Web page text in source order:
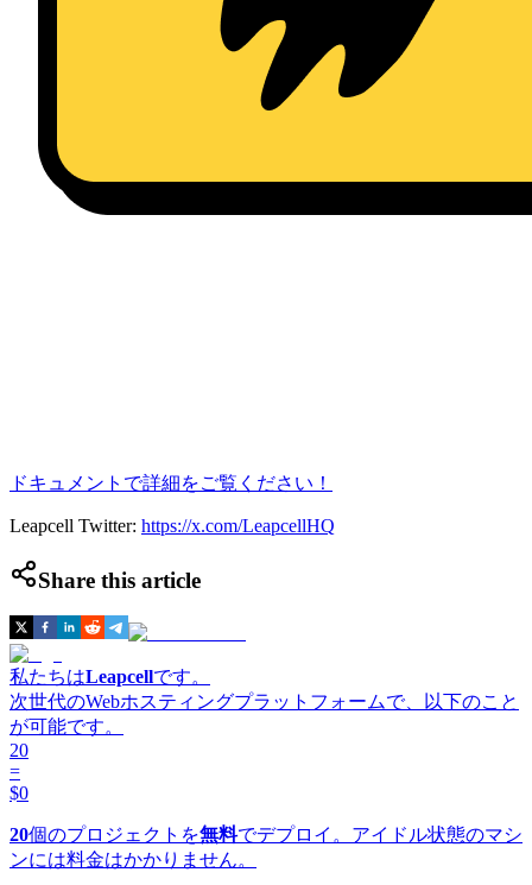
ドキュメントで詳細をご覧ください！
Leapcell Twitter: https://x.com/LeapcellHQ
Share this article
私たちはLeapcellです。
次世代のWebホスティングプラットフォームで、以下のこと
が可能です。
20
=
$0
20個のプロジェクトを無料でデプロイ。アイドル状態のマシ
ンには料金はかかりません。